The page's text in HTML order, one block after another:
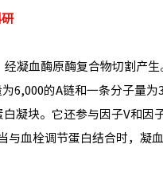
凝血酶原酶复合物切割产生
6,000的A链和一条分子量为
凝块。它还参与因子V和因
血栓调节蛋白结合时，凝